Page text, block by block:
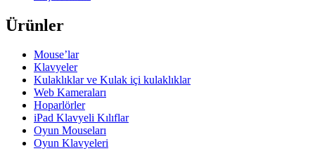
Ürünler
Mouse’lar
Klavyeler
Kulaklıklar ve Kulak içi kulaklıklar
Web Kameraları
Hoparlörler
iPad Klavyeli Kılıflar
Oyun Mouseları
Oyun Klavyeleri